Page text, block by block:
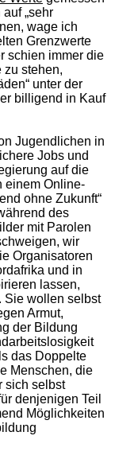
„sehr
wage ich
Grenzwerte
schien immer die
zu stehen,
unter der
billigend in Kauf
Jugendlichen in
Jobs und
auf die
einem Online-
ohne Zukunft“
des
mit Parolen
wir
Organisatoren
und in
lassen,
Sie wollen selbst
Armut,
der Bildung
das Doppelte
Menschen, die
sich selbst
denjenigen Teil
Möglichkeiten